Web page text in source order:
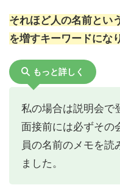
それほど人の名前とい
を増すキーワードにな
もっと詳しく
私の場合は説明会で
面接前には必ずその
員の名前のメモを読
ました。